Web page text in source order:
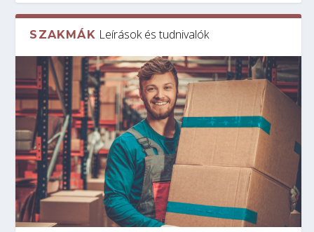
SZAKMÁK Leírások és tudnivalók